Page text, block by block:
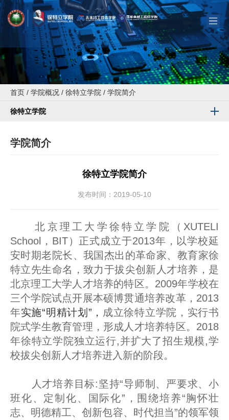
首页 / 学院概况 / 徐特立学院 / 学院简介
徐特立学院
学院简介
徐特立学院简介
发布时间：2019-05-10
北京理工大学徐特立学院（XUTELI
School，BIT）正式成立于2013年，以学校延
安时期老院长、我国杰出的革命家、教育家徐
特立先生命名，致力于拔尖创新人才培养，是
北京理工大学人才培养的特区。2009年学校在
三个学院试点开展本硕博贯通培养改革，2013
年实施“明精计划”， 成立徐特立学院，实行书
院式学生教育管理，形成人才培养特区。2018
年徐特立学院独立运行,并扩大了招生规模,学
校拔尖创新人才培养进入新的阶段。
人才培养目标:坚持“导师制、严要求、小
班化、定制化、国际化”，围绕培养“胸怀壮
志、明德精工、创新包容、时代担当”的领军领